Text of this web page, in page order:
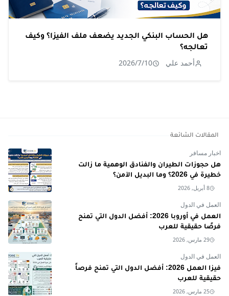
هل الحساب البنكي الجديد يضعف ملف الفيزا؟ وكيف
تعالجه؟
أحمد علي 2026/7/10
المقالات الشائعة
اخبار مسافر
هل حجوزات الطيران والفنادق الوهمية ما زالت
خطيرة في 2026؟ وما البديل الآمن؟
8 أبريل, 2026
العمل في الدول
العمل في أوروبا 2026: أفضل الدول التي تمنح
فرصًا حقيقية للعرب
29 مارس, 2026
العمل في الدول
فيزا العمل 2026: أفضل الدول التي تمنح فرصاً
حقيقية للعرب
25 مارس, 2026